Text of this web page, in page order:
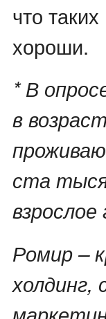
что
хороши.
* В
в
ста
Ромир –
холдинг,